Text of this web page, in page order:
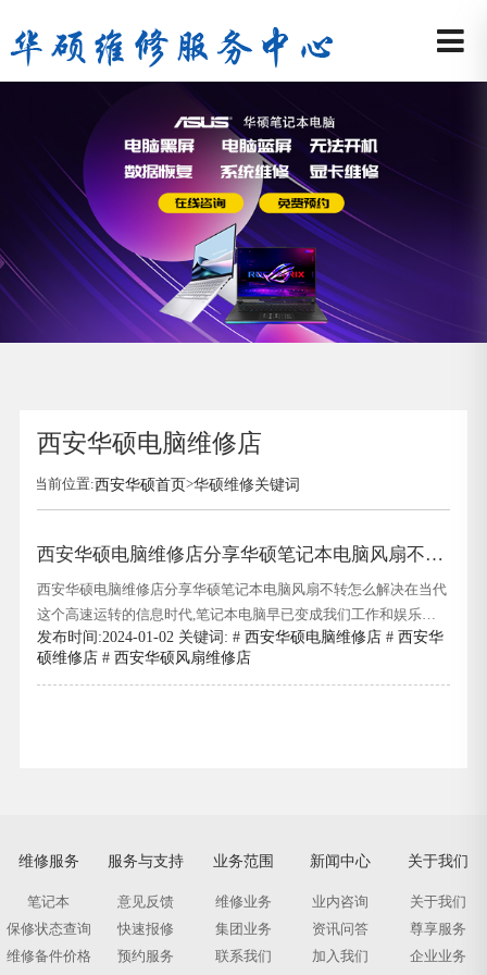
西安华硕电脑维修店
当前位置:西安华硕首页>华硕维修关键词
西安华硕电脑维修店分享华硕笔记本电脑风扇不转
怎么解决
西安华硕电脑维修店分享华硕笔记本电脑风扇不转怎么解决在当代
这个高速运转的信息时代,笔记本电脑早已变成我们工作和娱乐的
得力助手.而电脑在持续运行过程中,散热问题尤其关键.此刻,散热风
扇的作用就显得尤为重要.华硕作为知名的笔记本品牌,其产品以性
能稳定著称.然而,万物皆有磨损时,即便是品质优良的华硕笔记本,也
发布时间:2024-01-02 关键词: #西安华硕电脑维修店 #西安华
硕维修店 #西安华硕风扇维修店
维修服务
笔记本
保修状态查询
维修备件价格
服务与支持
意见反馈
快速报修
预约服务
业务范围
维修业务
集团业务
联系我们
新闻中心
业内咨询
资讯问答
加入我们
关于我们
关于我们
尊享服务
企业业务